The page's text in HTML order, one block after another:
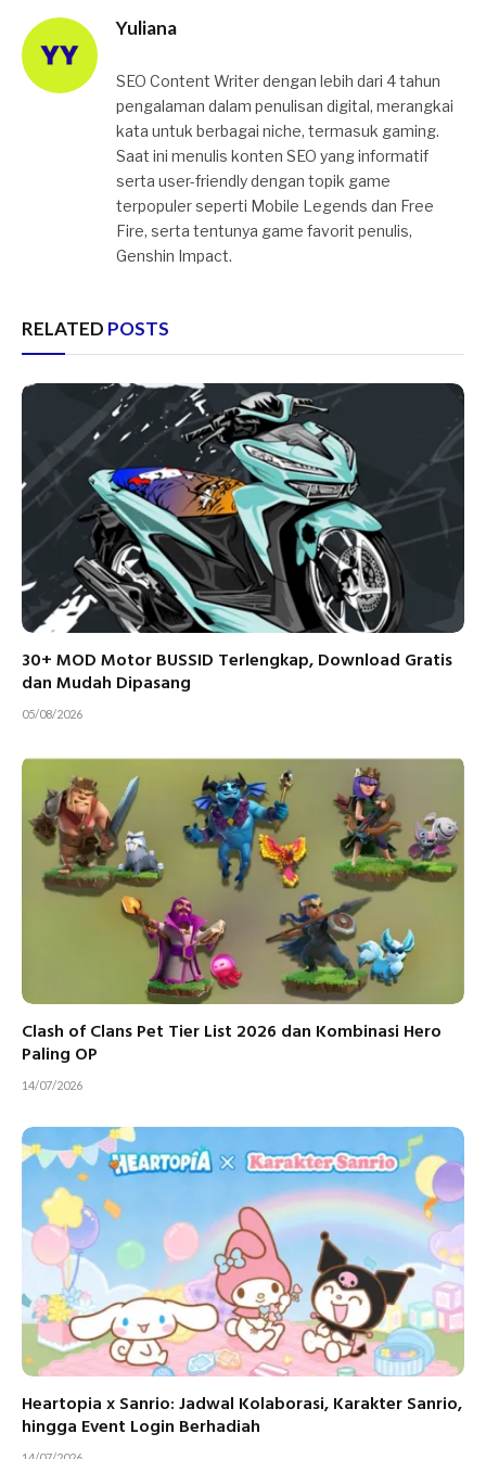
Yuliana
SEO Content Writer dengan lebih dari 4 tahun
pengalaman dalam penulisan digital, merangkai
kata untuk berbagai niche, termasuk gaming.
Saat ini menulis konten SEO yang informatif
serta user-friendly dengan topik game
terpopuler seperti Mobile Legends dan Free
Fire, serta tentunya game favorit penulis,
Genshin Impact.
RELATED POSTS
30+ MOD Motor BUSSID Terlengkap, Download Gratis
dan Mudah Dipasang
05/08/2026
Clash of Clans Pet Tier List 2026 dan Kombinasi Hero
Paling OP
14/07/2026
Heartopia x Sanrio: Jadwal Kolaborasi, Karakter Sanrio,
hingga Event Login Berhadiah